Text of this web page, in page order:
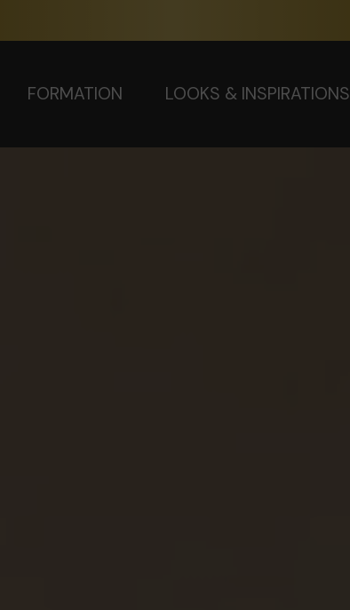
FORMATION LOOKS & INSPIRATIONS